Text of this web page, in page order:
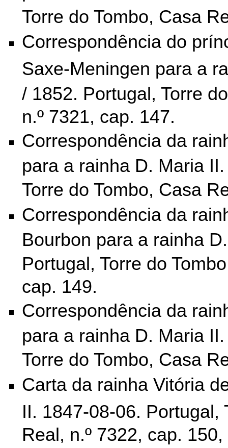
Torre do Tombo,
Casa
Correspondência do
Saxe-Meningen para a
/ 1852. Portugal, Torre
n.º 7321, cap. 147.
Correspondência da
para a rainha D. Maria
Torre do Tombo,
Casa
Correspondência da
Bourbon para a rainha
Portugal, Torre do
cap. 149.
Correspondência da
para a rainha D. Maria
Torre do Tombo,
Casa
Carta da rainha Vitória
II.
1847-08-06. Portugal,
Real, n.º 7322, cap. 150,